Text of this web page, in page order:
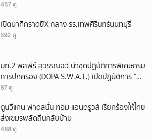
457 ดู
เปิดนาทีกราดยิX กลาง รร.เทพศิรินทร์นนทบุรี
592 ดู
มท.2 พลพีร์ สุวรรณฉวี นำชุดปฏิบัติการพิเศษกรม
การปกครอง (DOPA S.W.A.T.) เปิดปฏิบัติการ “บา
รมีโสธร” บุกจับผับเถื่อนอัพยา กลางเมืองแปดริ้ว
87 ดู
ตูนวีแกน ฟาดสนั่น ทอม แอนดรูวส์ เรียกร้องให้ไทย
ส่งเขมรพลัดถิ่นกลับบ้าน
488 ดู